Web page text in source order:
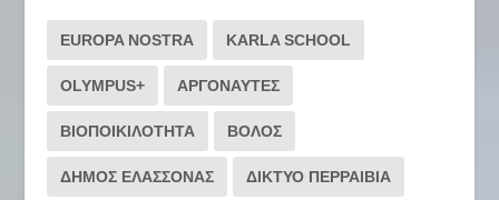
EUROPA NOSTRA KARLA SCHOOL
OLYMPUS+ ΑΡΓΟΝΑΥΤΕΣ
ΒΙΟΠΟΙΚΙΛΟΤΗΤΑ ΒΟΛΟΣ
ΔΗΜΟΣ ΕΛΑΣΣΟΝΑΣ ΔΙΚΤΥΟ ΠΕΡΡΑΙΒΙΑ